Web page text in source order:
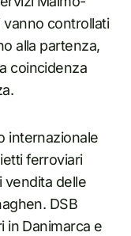
vanno controllati
alla partenza,
coincidenza
internazionale
ferroviari
vendita delle
DSB
in Danimarca e